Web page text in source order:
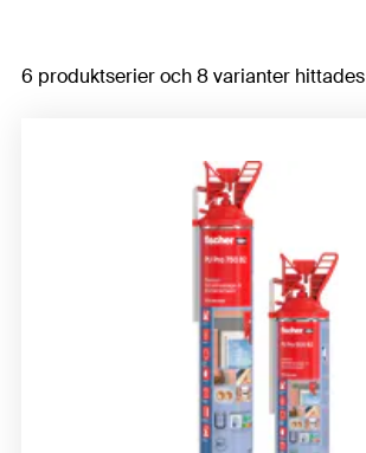
Fogtätningar
6 produktserier och 8 varianter hittades